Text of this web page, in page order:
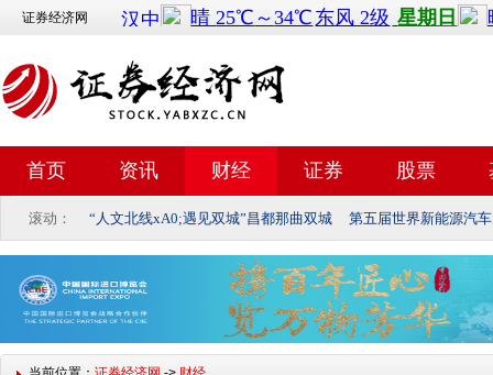
证券经济网
首页 资讯 财经 证券 股票
滚动： “人文北线xA0;遇见双城”昌都那曲双城 第五届世界新能源汽